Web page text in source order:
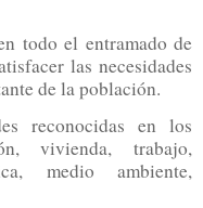
todo el entramado de
las necesidades
de la población.
reconocidas en los
vivienda, trabajo,
medio ambiente,